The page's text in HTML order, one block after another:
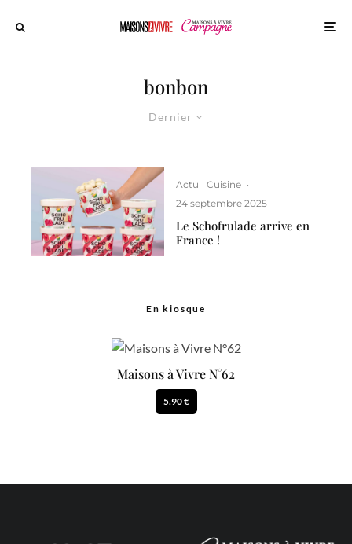
bonbon
Dernier
Actu Cuisine ·
24 septembre 2025
Le Schofrulade arrive en
France !
En kiosque
Maisons à Vivre N°62
5.90 €